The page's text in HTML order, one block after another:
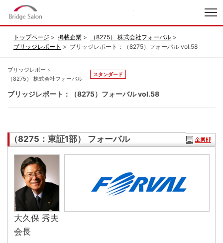
トップページ 掲載企業
（8275） 株式会社フォーバル
ブリッジレポート
ブリッジレポート：（8275）フォーバル vol.58
ブリッジレポート
（8275） 株式会社フォーバル
スタンダード
ブリッジレポート：（8275）フォーバル vol.58
（8275：東証1部） フォーバル
大久保 秀夫
会長